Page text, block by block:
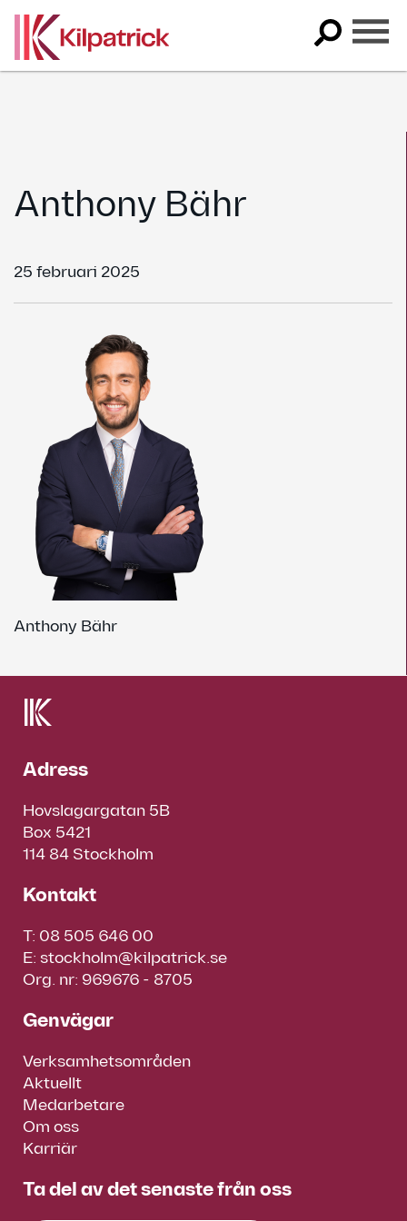
content
Anthony Bähr
25 februari 2025
Anthony Bähr
Adress
Hovslagargatan 5B
Box 5421
114 84 Stockholm
Kontakt
T: 08 505 646 00
E: stockholm@kilpatrick.se
Org. nr: 969676 - 8705
Genvägar
Verksamhetsområden
Aktuellt
Medarbetare
Om oss
Karriär
Ta del av det senaste från oss